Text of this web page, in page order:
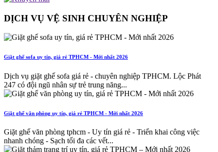
DỊCH VỤ VỆ SINH CHUYÊN NGHIỆP
Giặt ghế sofa uy tín, giá rẻ TPHCM - Mới nhất 2026
Dịch vụ giặt ghế sofa giá rẻ - chuyên nghiệp TPHCM. Lộc Phát
247 có đội ngũ nhân sự trẻ trung năng...
Giặt ghế văn phòng uy tín, giá rẻ TPHCM - Mới nhất 2026
Giặt ghế văn phòng tphcm - Uy tín giá rẻ - Triển khai công việc
nhanh chóng - Sạch tối đa các vết...